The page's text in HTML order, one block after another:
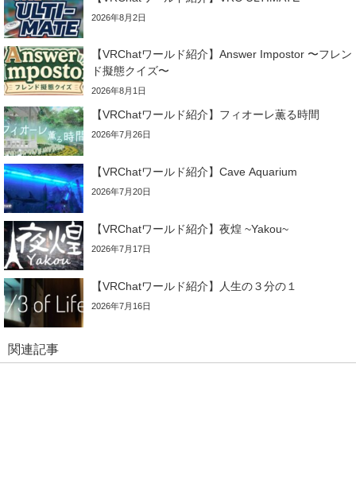
2026年8月2日
【VRChatワールド紹介】Answer Impostor 〜フレン
ド擬態クイズ〜
2026年8月1日
【VRChatワールド紹介】フィオーレ薫る時間
2026年7月26日
【VRChatワールド紹介】Cave Aquarium
2026年7月20日
【VRChatワールド紹介】夜煌 ~Yakou~
2026年7月17日
【VRChatワールド紹介】人生の３分の１
2026年7月16日
関連記事